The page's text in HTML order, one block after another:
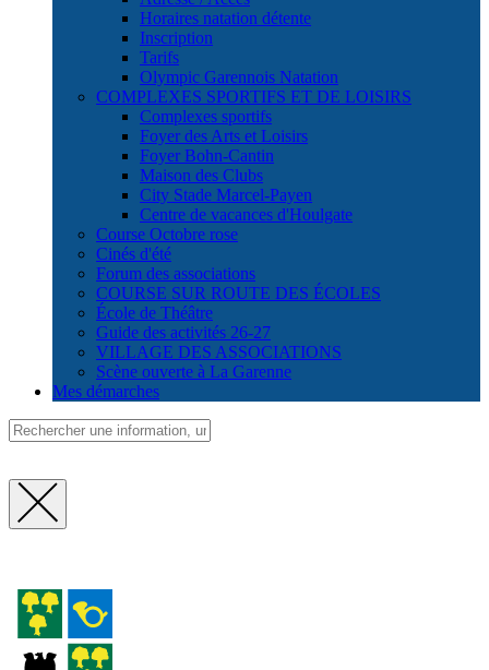
Horaires natation détente
Inscription
Tarifs
Olympic Garennois Natation
COMPLEXES SPORTIFS ET DE LOISIRS
Complexes sportifs
Foyer des Arts et Loisirs
Foyer Bohn-Cantin
Maison des Clubs
City Stade Marcel-Payen
Centre de vacances d'Houlgate
Course Octobre rose
Cinés d'été
Forum des associations
COURSE SUR ROUTE DES ÉCOLES
École de Théâtre
Guide des activités 26-27
VILLAGE DES ASSOCIATIONS
Scène ouverte à La Garenne
Mes démarches
Fermer